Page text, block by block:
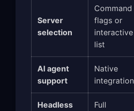
Server
selection
Command
flags or
interactive
list
AI agent
support
Native
integration
Headless
Full